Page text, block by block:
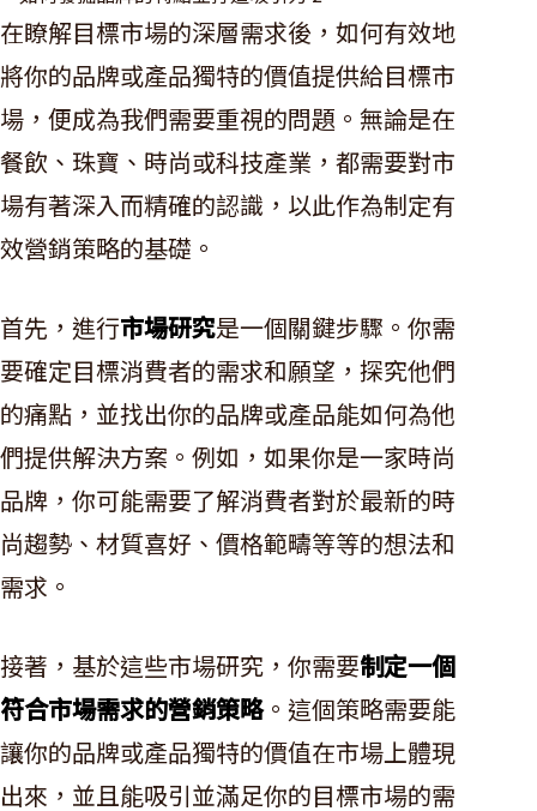
在瞭解目標市場的深層需求後，如何有效地
將你的品牌或產品獨特的價值提供給目標市
場，便成為我們需要重視的問題。無論是在
餐飲、珠寶、時尚或科技產業，都需要對市
場有著深入而精確的認識，以此作為制定有
效營銷策略的基礎。
首先，進行市場研究是一個關鍵步驟。你需
要確定目標消費者的需求和願望，探究他們
的痛點，並找出你的品牌或產品能如何為他
們提供解決方案。例如，如果你是一家時尚
品牌，你可能需要了解消費者對於最新的時
尚趨勢、材質喜好、價格範疇等等的想法和
需求。
接著，基於這些市場研究，你需要制定一個
符合市場需求的營銷策略。這個策略需要能
讓你的品牌或產品獨特的價值在市場上體現
出來，並且能吸引並滿足你的目標市場的需